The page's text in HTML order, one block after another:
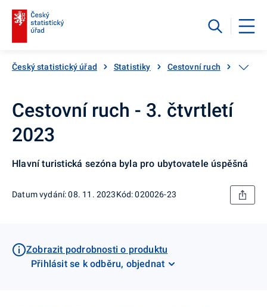
Český statistický úřad Statistiky Cestovní ruch
Cestovní ruch - 3. čtvrtletí
2023
Hlavní turistická sezóna byla pro ubytovatele úspěšná
Datum vydání: 08. 11. 2023Kód: 020026-23
Zobrazit podrobnosti o produktu
Přihlásit se k odběru, objednat